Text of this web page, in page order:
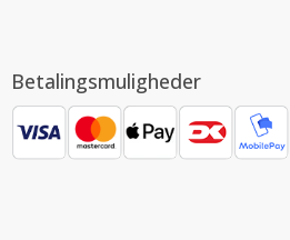
Betalingsmuligheder